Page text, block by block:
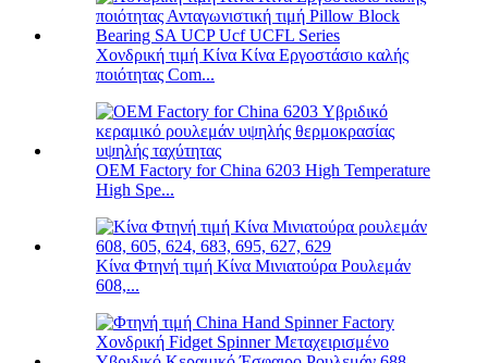
Χονδρική τιμή Κίνα Κίνα Εργοστάσιο καλής
ποιότητας Com...
OEM Factory for China 6203 High Temperature
High Spe...
Κίνα Φτηνή τιμή Κίνα Μινιατούρα Ρουλεμάν
608,...